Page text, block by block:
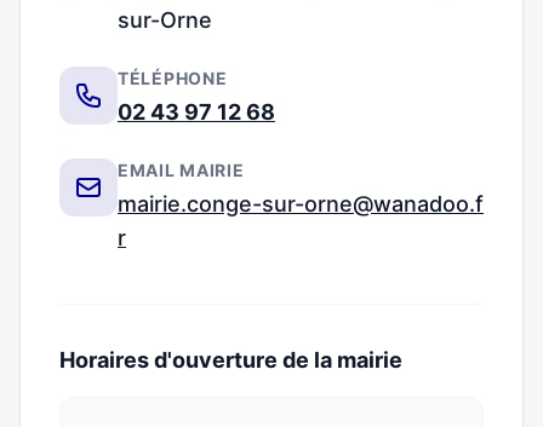
sur-Orne
TÉLÉPHONE
02 43 97 12 68
EMAIL MAIRIE
mairie.conge-sur-orne@wanadoo.f
r
Horaires d'ouverture de la mairie